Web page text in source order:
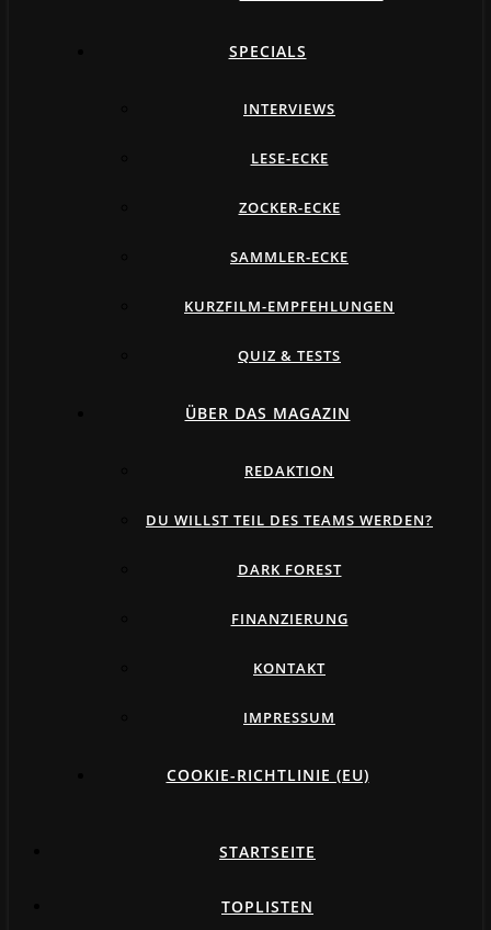
SPECIALS
INTERVIEWS
LESE-ECKE
ZOCKER-ECKE
SAMMLER-ECKE
KURZFILM-EMPFEHLUNGEN
QUIZ & TESTS
ÜBER DAS MAGAZIN
REDAKTION
DU WILLST TEIL DES TEAMS WERDEN?
DARK FOREST
FINANZIERUNG
KONTAKT
IMPRESSUM
COOKIE-RICHTLINIE (EU)
STARTSEITE
TOPLISTEN